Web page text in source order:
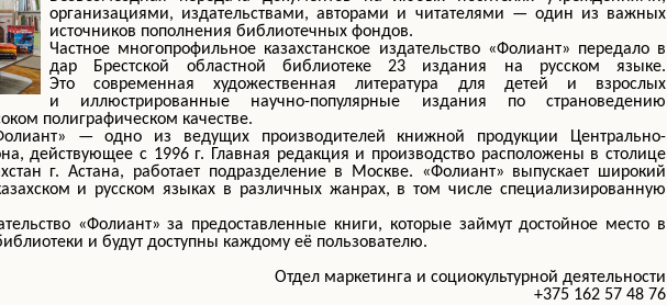
организациями, издательствами, авторами и читателями — один из важных
источников пополнения библиотечных фондов.
Частное многопрофильное казахстанское издательство «Фолиант» передало в
дар Брестской областной библиотеке 23 издания на русском языке.
Это современная художественная литература для детей и взрослых
и иллюстрированные научно-популярные издания по страноведению
полиграфическом качестве.
— одно из ведущих производителей книжной продукции Центрально-
действующее с 1996 г. Главная редакция и производство расположены в столице
г. Астана, работает подразделение в Москве. «Фолиант» выпускает широкий
и русском языках в различных жанрах, в том числе специализированную
«Фолиант» за предоставленные книги, которые займут достойное место в
и будут доступны каждому её пользователю.
Отдел маркетинга и социокультурной деятельности
+375 162 57 48 76